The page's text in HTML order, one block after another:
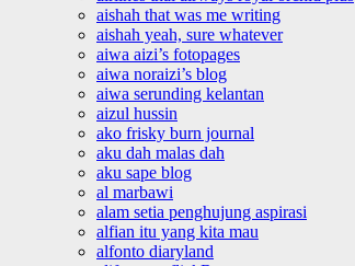
aishah that was me writing
aishah yeah, sure whatever
aiwa aizi’s fotopages
aiwa noraizi’s blog
aiwa serunding kelantan
aizul hussin
ako frisky burn journal
aku dah malas dah
aku sape blog
al marbawi
alam setia penghujung aspirasi
alfian itu yang kita mau
alfonto diaryland